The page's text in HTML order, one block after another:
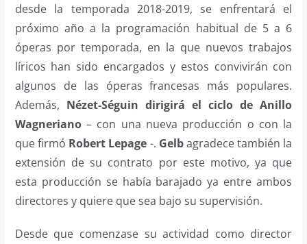
desde la temporada 2018-2019, se enfrentará el
próximo año a la programación habitual de 5 a 6
óperas por temporada, en la que nuevos trabajos
líricos han sido encargados y estos convivirán con
algunos de las óperas francesas más populares.
Además, Nézet-Séguin dirigirá el ciclo de Anillo
Wagneriano– con una nueva producción o con la
que firmó Robert Lepage -. Gelbagradece también la
extensión de su contrato por este motivo, ya que
esta producción se había barajado ya entre ambos
directores y quiere que sea bajo su supervisión.
Desde que comenzase su actividad como director